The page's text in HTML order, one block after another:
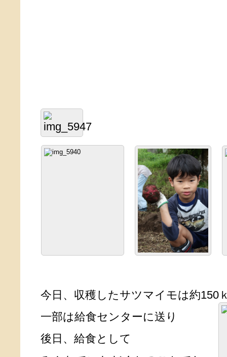
今日、収穫したサツマイモは約150
一部は給食センターに送り
後日、給食として